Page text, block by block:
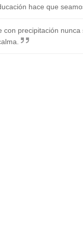
hace que
con precipitación